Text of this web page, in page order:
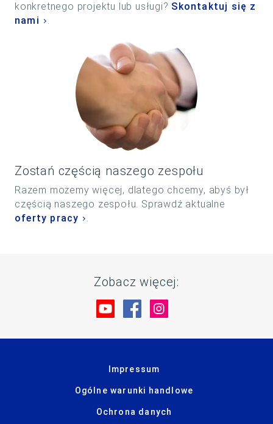
konkretnego projektu lub usługi? Skontaktuj się z
nami
.
Zostań częścią naszego zespołu
Razem możemy więcej, dlatego chcemy, abyś był
częścią naszego zespołu. Sprawdź aktualne
oferty pracy
.
Zobacz więcej:
Odwiedź nas na YouTube
Odwiedź nas na
Impressum
Ogólne warunki handlowe
Ochrona danych